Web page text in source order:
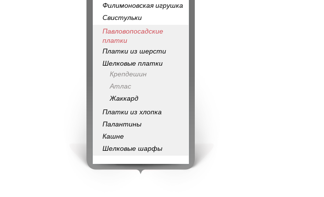
Филимоновская игрушка
Свистульки
Павловопосадские
платки
Платки из шерсти
Шелковые платки
Крепдешин
Атлас
Жаккард
Платки из хлопка
Палантины
Кашне
Шелковые шарфы